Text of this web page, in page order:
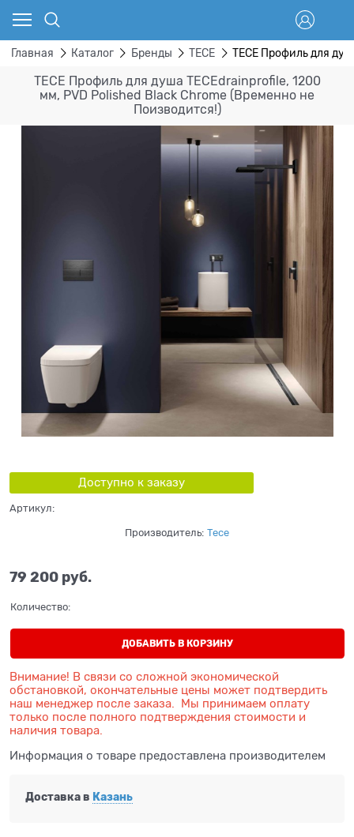
Главная Каталог Бренды TECE TECE Профиль для
TECE Профиль для душа TECEdrainprofile, 1200
мм, PVD Polished Black Chrome (Временно не
Поизводится!)
Доступно к заказу
Артикул:
Производитель: Tece
79 200 руб.
Количество:
ДОБАВИТЬ В КОРЗИНУ
Внимание! В связи со сложной экономической
обстановкой, окончательные цены может подтвердить
наш менеджер после заказа. Мы принимаем оплату
только после полного подтверждения стоимости и
наличия товара.
Информация о товаре предоставлена производителем
Доставка в Казань